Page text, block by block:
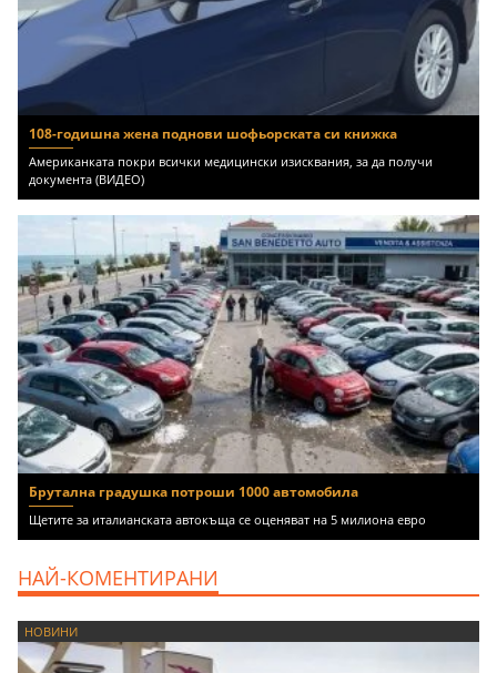
108-годишна жена поднови шофьорската си книжка
Американката покри всички медицински изисквания, за да получи
документа (ВИДЕО)
Брутална градушка потроши 1000 автомобила
Щетите за италианската автокъща се оценяват на 5 милиона евро
НАЙ-КОМЕНТИРАНИ
НОВИНИ